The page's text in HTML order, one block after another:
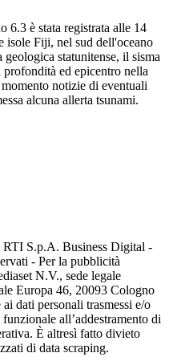
6.3 è stata registrata alle 14
isole Fiji, nel sud dell'oceano
statunitense, il sisma
ed epicentro nella
notizie di eventuali
alcuna allerta tsunami.
RTI S.p.A. Business Digital -
- Per la pubblicità
N.V., sede legale
Europa 46, 20093 Cologno
dati personali trasmessi e/o
all’addestramento di
È altresì fatto divieto
di data scraping.